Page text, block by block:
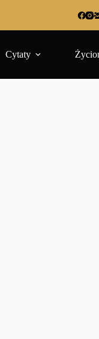
Cytaty